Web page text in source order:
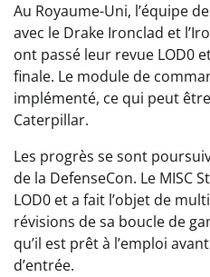
Au Royaume-Uni, l’équipe
avec le Drake Ironclad et
ont passé leur revue LOD0
finale. Le module de
implémenté, ce qui peut
Caterpillar.
Les progrès se sont
de la DefenseCon. Le MISC
LOD0 et a fait l’objet de
révisions de sa boucle de
qu’il est prêt à l’emploi
d’entrée.